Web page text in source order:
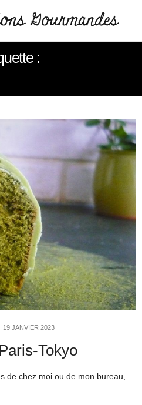
:
19 JANVIER 2023
Tokyo
de chez moi ou de mon bureau,